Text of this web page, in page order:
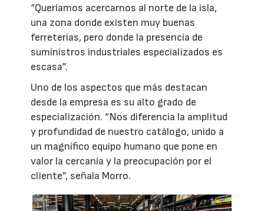
“Queríamos acercarnos al norte de la isla,
una zona donde existen muy buenas
ferreterías, pero donde la presencia de
suministros industriales especializados es
escasa”.
Uno de los aspectos que más destacan
desde la empresa es su alto grado de
especialización. “Nos diferencia la amplitud
y profundidad de nuestro catálogo, unido a
un magnífico equipo humano que pone en
valor la cercanía y la preocupación por el
cliente”, señala Morro.